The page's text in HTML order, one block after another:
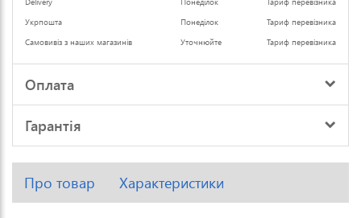
Укрпошта
Понеділок
Тариф перевізника
Самовивіз з наших магазинів
Уточнюйте Тариф перевізника
Оплата
Гарантія
Про товар Характеристики